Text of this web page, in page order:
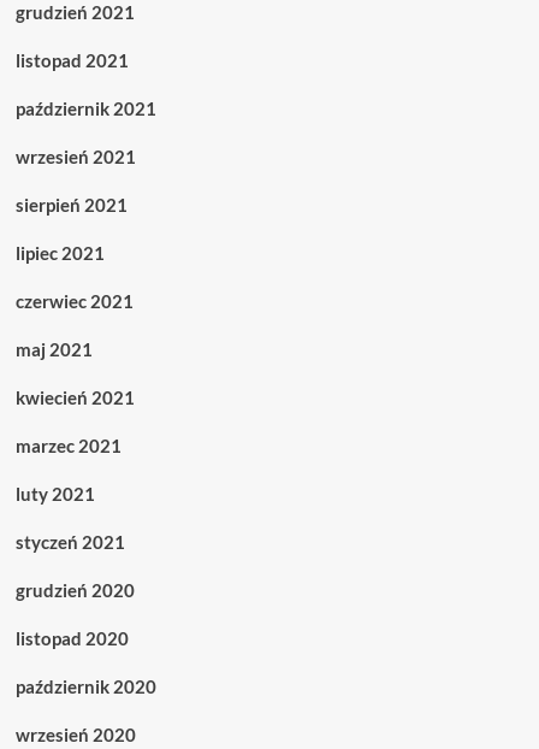
grudzień 2021
listopad 2021
październik 2021
wrzesień 2021
sierpień 2021
lipiec 2021
czerwiec 2021
maj 2021
kwiecień 2021
marzec 2021
luty 2021
styczeń 2021
grudzień 2020
listopad 2020
październik 2020
wrzesień 2020